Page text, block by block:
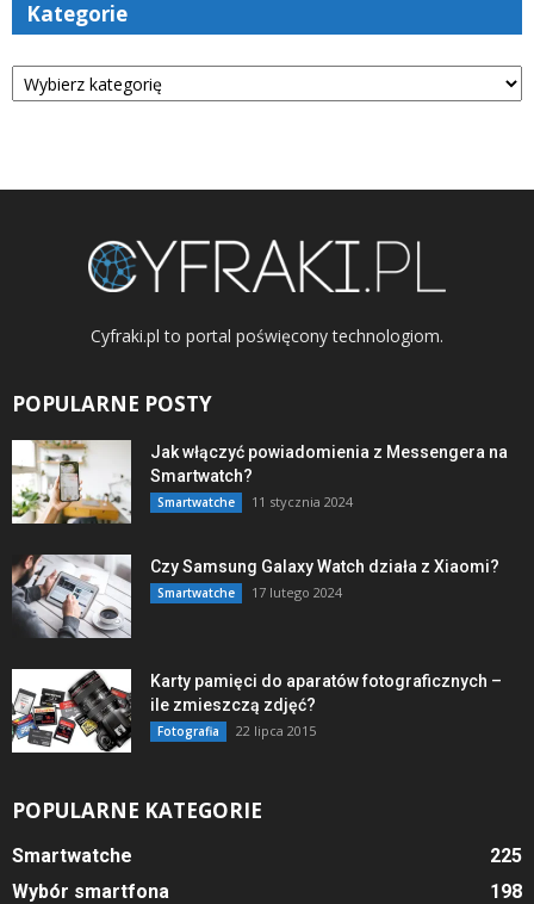
Kategorie
Kategorie
Cyfraki.pl to portal poświęcony technologiom.
POPULARNE POSTY
Jak włączyć powiadomienia z Messengera na
Smartwatch?
Smartwatche 11 stycznia 2024
Czy Samsung Galaxy Watch działa z Xiaomi?
Smartwatche 17 lutego 2024
Karty pamięci do aparatów fotograficznych –
ile zmieszczą zdjęć?
Fotografia 22 lipca 2015
POPULARNE KATEGORIE
Smartwatche
225
Wybór smartfona
198